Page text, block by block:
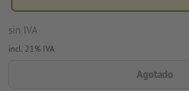
sin IVA
incl. 21% IVA
Agotado